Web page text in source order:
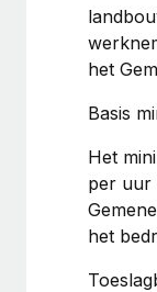
Eenvoudig
beheren
integraties
Het blijft de
Meer
beheert
het
Basis
Het
per uur
het